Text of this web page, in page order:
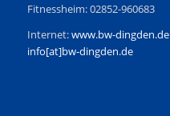
Fitnessheim: 02852-960683
Internet:www.bw-dingden.de
info[at]bw-dingden.de